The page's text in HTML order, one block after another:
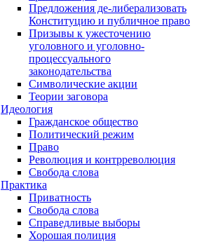
Предложения де-либерализовать
Конституцию и публичное право
Призывы к ужесточению
уголовного и уголовно-
процессуального
законодательства
Символические акции
Теории заговора
Идеология
Гражданское общество
Политический режим
Право
Революция и контрреволюция
Свобода слова
Практика
Приватность
Свобода слова
Справедливые выборы
Хорошая полиция